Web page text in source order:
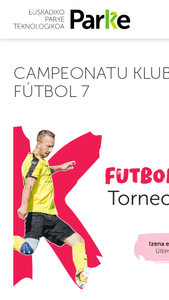
CAMPEONATU
FÚTBOL 7